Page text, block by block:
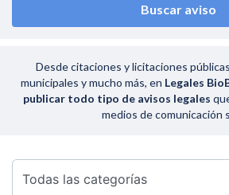
Buscar aviso
Desde citaciones y licitaciones
municipales y mucho más, en Legales
publicar todo tipo de avisos legales
medios de comunicación